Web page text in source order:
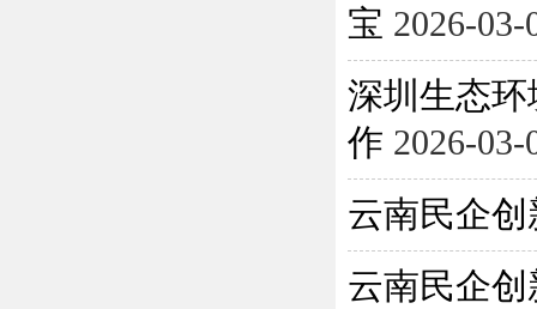
宝 2026-03-
深圳生态
作 2026-03-
云南民企
云南民企